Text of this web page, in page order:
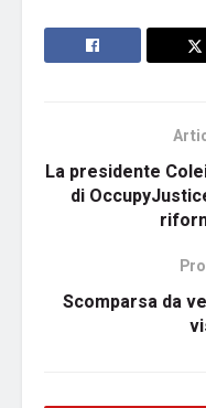
La presidente
di
Scomparsa da